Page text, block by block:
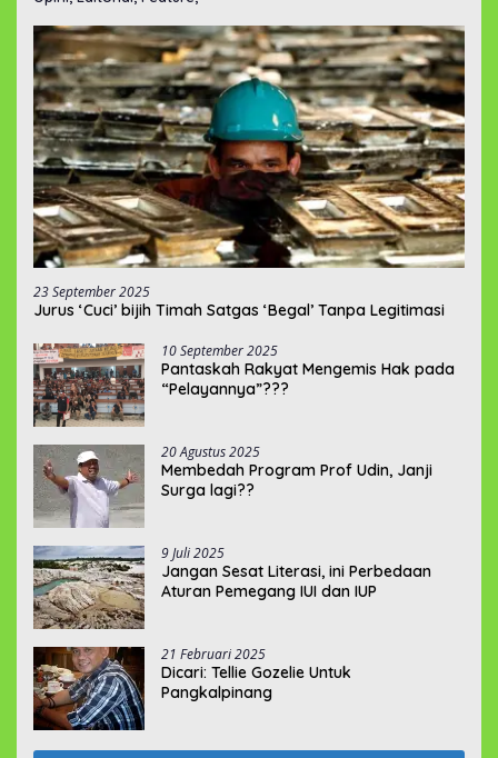
23 September 2025
Jurus ‘Cuci’ bijih Timah Satgas ‘Begal’ Tanpa Legitimasi
10 September 2025
Pantaskah Rakyat Mengemis Hak pada
“Pelayannya”???
20 Agustus 2025
Membedah Program Prof Udin, Janji
Surga lagi??
9 Juli 2025
Jangan Sesat Literasi, ini Perbedaan
Aturan Pemegang IUI dan IUP
21 Februari 2025
Dicari: Tellie Gozelie Untuk
Pangkalpinang